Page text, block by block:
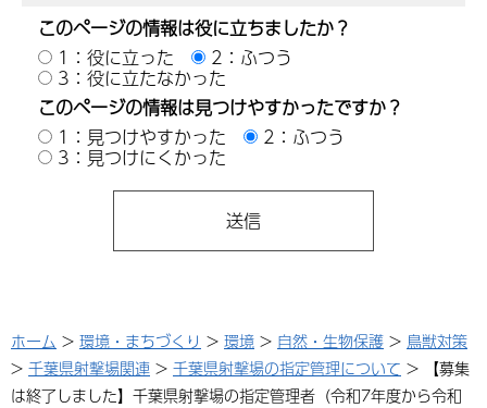
このページの情報は役に立ちましたか？
1：役に立った
2：ふつう
3：役に立たなかった
このページの情報は見つけやすかったですか？
1：見つけやすかった
2：ふつう
3：見つけにくかった
ホーム > 環境・まちづくり > 環境 > 自然・生物保護 > 鳥獣対策
> 千葉県射撃場関連 > 千葉県射撃場の指定管理について > 【募集
は終了しました】千葉県射撃場の指定管理者（令和7年度から令和